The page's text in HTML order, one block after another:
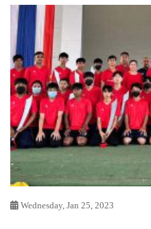
Wednesday, Jan 25, 2023